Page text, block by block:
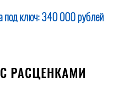
под ключ: 340 000 рублей
РАСЦЕНКАМИ